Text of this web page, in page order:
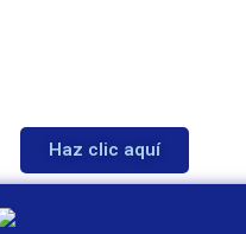
Haz clic aquí